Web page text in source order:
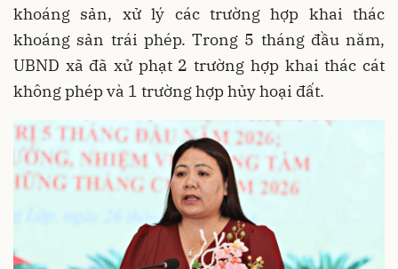
khoáng sản, xử lý các trường hợp khai thác
khoáng sản trái phép. Trong 5 tháng đầu năm,
UBND xã đã xử phạt 2 trường hợp khai thác cát
không phép và 1 trường hợp hủy hoại đất.